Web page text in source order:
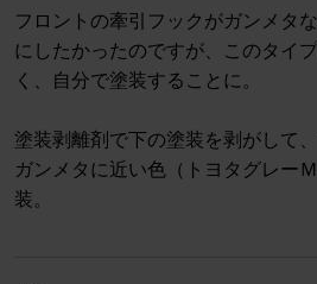
フロントの牽引フックがガンメタ
にしたかったのですが、このタイ
く、自分で塗装することに。
塗装剥離剤で下の塗装を剥がして
ガンメタに近い色（トヨタグレー
装。